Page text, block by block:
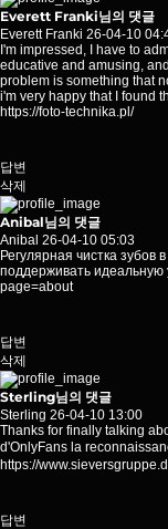
Everett Franki님의 댓글
Everett Franki 26-04-10
I'm impressed, I have to
educative and amusing,
problem is something that
i'm very happy that I found
https://foto-technika.pl/
답변
삭제
Anibal님의 댓글
Anibal 26-04-10 05:03
Регулярная чистка зубов
поддерживать идеальную
page=about
답변
삭제
Sterling님의 댓글
Sterling 26-04-10 13:00
Thanks for finally talking
d'OnlyFans la
https://
답변